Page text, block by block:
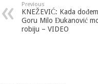
Previous
KNEŽEVIĆ: Kada
Goru Milo Đukanović
robiju – VIDEO